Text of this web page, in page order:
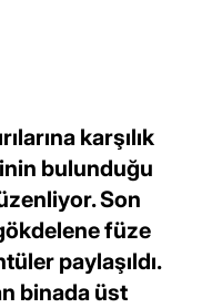
karşılık
bulunduğu
Son
füze
paylaşıldı.
binada üst